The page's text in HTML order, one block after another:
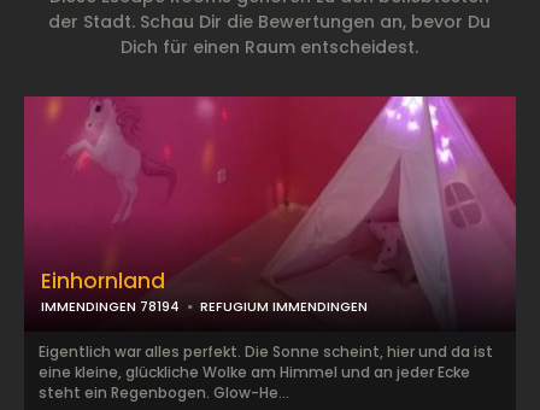
der Stadt. Schau Dir die Bewertungen an, bevor Du
Dich für einen Raum entscheidest.
Einhornland
IMMENDINGEN 78194 REFUGIUM IMMENDINGEN
Eigentlich war alles perfekt. Die Sonne scheint, hier und da ist
eine kleine, glückliche Wolke am Himmel und an jeder Ecke
steht ein Regenbogen. Glow-He...